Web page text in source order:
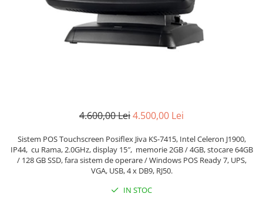
4.600,00 Lei4.500,00 Lei
Sistem POS Touchscreen Posiflex Jiva KS-7415, Intel Celeron J1900,
IP44, cu Rama, 2.0GHz, display 15″, memorie 2GB / 4GB, stocare 64GB
/ 128 GB SSD, fara sistem de operare / Windows POS Ready 7, UPS,
VGA, USB, 4 x DB9, RJ50.
IN STOC